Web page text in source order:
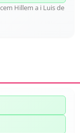
Hillem a i Luis de